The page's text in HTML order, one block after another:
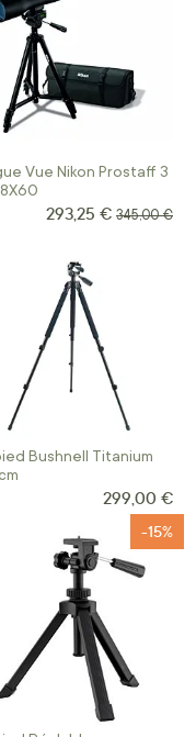
Vue Nikon Prostaff 3
Prix Spécial
293,25 € Prix normal
345,00 €
Bushnell Titanium
299,00 €
-15%